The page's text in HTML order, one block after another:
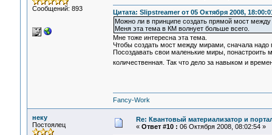
Сообщений: 893
Цитата: Slipstreamer от 05 Октября 2008,
Можно ли в принципе создать прямой мост
Меня эта тема в КМ волнует больше всего.
Мне тоже интересна эта тема.
Чтобы создать мост между мирами, сначала надо
Посоздавать свои маленькие миры,
количественная. Так что дело за навыком и
Fancy-Work
неку
Постоялец
Re: Квантовый материализатор и
« Ответ #10 : 06 Октября 2008, 08:02:54 »